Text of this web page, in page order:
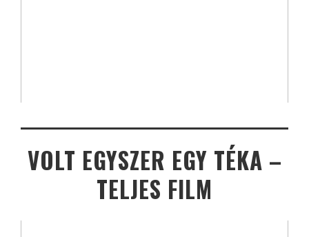
VOLT EGYSZER EGY TÉKA –
TELJES FILM